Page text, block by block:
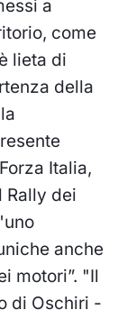
a
come
lieta di
della
Italia,
Rally dei
anche
motori”. "Il
di Oschiri -